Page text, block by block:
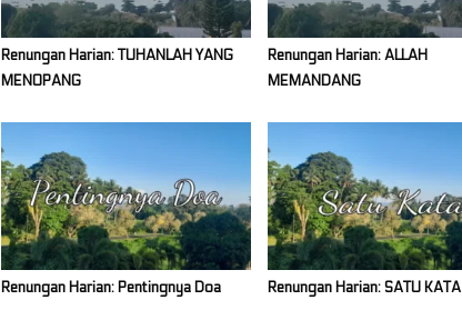
Renungan Harian: TUHANLAH YANG
MENOPANG
Renungan Harian: ALLAH
MEMANDANG
Renungan Harian: Pentingnya Doa Renungan Harian: SATU KATA